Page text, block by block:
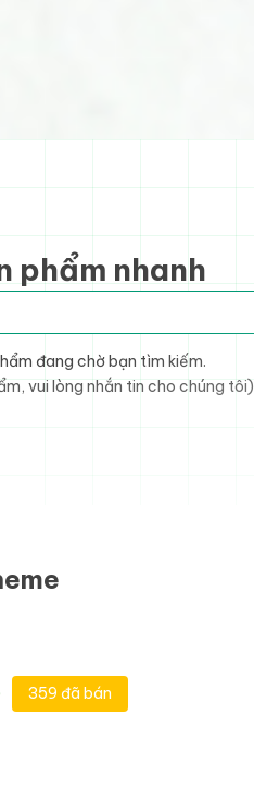
phẩm nhanh
đang chờ bạn tìm kiếm.
vui lòng nhắn tin cho chúng tôi)
359 đã bán